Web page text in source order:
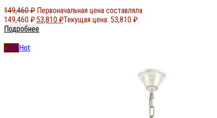
149,460₽ Первоначальная цена составляла
149,460 ₽.53,810 ₽Текущая цена: 53,810 ₽.
Подробнее
-76%Hot